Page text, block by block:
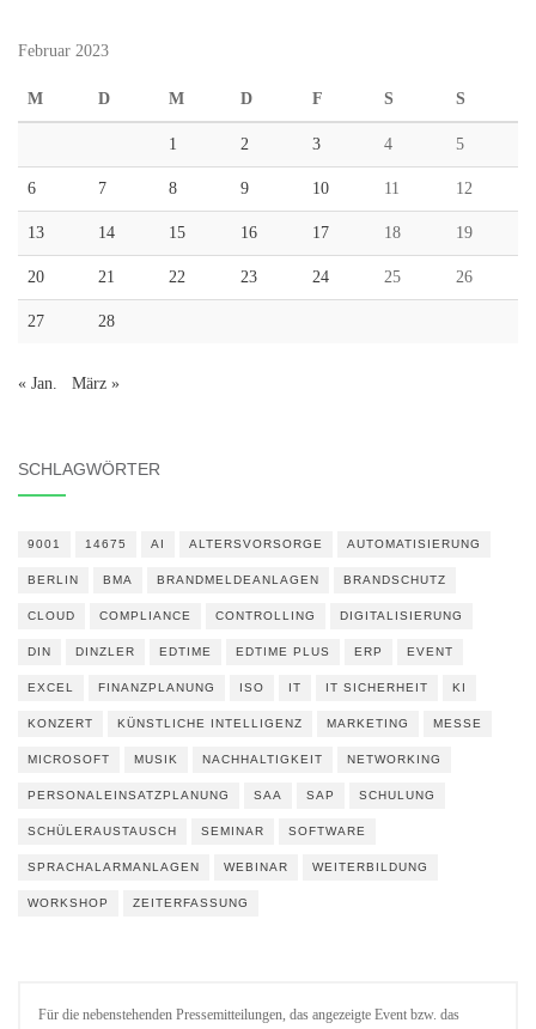
Februar 2023
M D M D F S S
1 2 3 4 5
6 7 8 9 10 11 12
13 14 15 16 17 18 19
20 21 22 23 24 25 26
27 28
« Jan. März »
SCHLAGWÖRTER
9001 14675 AI ALTERSVORSORGE AUTOMATISIERUNG
BERLIN BMA BRANDMELDEANLAGEN BRANDSCHUTZ
CLOUD COMPLIANCE CONTROLLING DIGITALISIERUNG
DIN DINZLER EDTIME EDTIME PLUS ERP EVENT
EXCEL FINANZPLANUNG ISO IT IT SICHERHEIT KI
KONZERT KÜNSTLICHE INTELLIGENZ MARKETING MESSE
MICROSOFT MUSIK NACHHALTIGKEIT NETWORKING
PERSONALEINSATZPLANUNG SAA SAP SCHULUNG
SCHÜLERAUSTAUSCH SEMINAR SOFTWARE
SPRACHALARMANLAGEN WEBINAR WEITERBILDUNG
WORKSHOP ZEITERFASSUNG
Für die nebenstehenden Pressemitteilungen, das angezeigte Event bzw. das